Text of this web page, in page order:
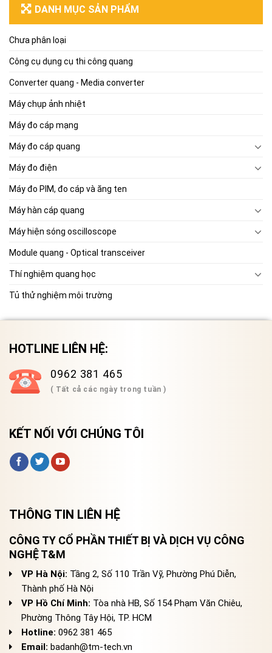
DANH MỤC SẢN PHẨM
Chưa phân loại
Công cụ dụng cụ thi công quang
Converter quang - Media converter
Máy chụp ảnh nhiệt
Máy đo cáp mạng
Máy đo cáp quang
Máy đo điện
Máy đo PIM, đo cáp và ăng ten
Máy hàn cáp quang
Máy hiện sóng oscilloscope
Module quang - Optical transceiver
Thí nghiệm quang học
Tủ thử nghiệm môi trường
HOTLINE LIÊN HỆ:
0962 381 465
( Tất cả các ngày trong tuần )
KẾT NỐI VỚI CHÚNG TÔI
THÔNG TIN LIÊN HỆ
CÔNG TY CỔ PHẦN THIẾT BỊ VÀ DỊCH VỤ CÔNG
NGHỆ T&M
VP Hà Nội: Tầng 2, Số 110 Trần Vỹ, Phường Phú Diễn,
Thành phố Hà Nội
VP Hồ Chí Minh: Tòa nhà HB, Số 154 Phạm Văn Chiêu,
Phường Thông Tây Hội, TP. HCM
Hotline: 0962 381 465
Email: badanh@tm-tech.vn